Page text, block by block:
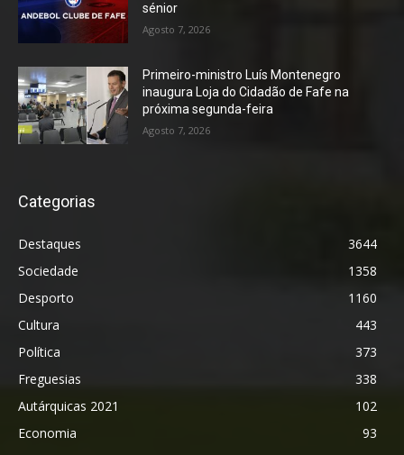
sénior
Agosto 7, 2026
Primeiro-ministro Luís Montenegro
inaugura Loja do Cidadão de Fafe na
próxima segunda-feira
Agosto 7, 2026
Categorias
Destaques
3644
Sociedade
1358
Desporto
1160
Cultura
443
Política
373
Freguesias
338
Autárquicas 2021
102
Economia
93